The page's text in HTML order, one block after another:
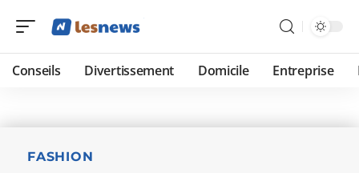
Conseils Divertissement Domicile Entreprise
FASHION